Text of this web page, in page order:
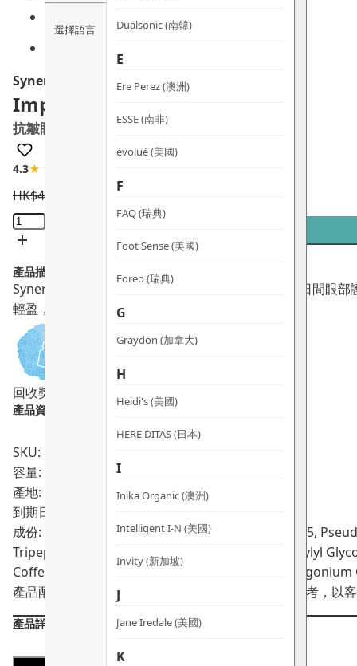
選擇語言 Dualsonic (南韓)
E
Ere Perez (澳洲)
ESSE (南非)
évolué (美國)
F
FAQ (瑞典)
Foot Sense (美國)
Foreo (瑞典)
G
Graydon (加拿大)
H
Heidi's (美國)
HERE DITAS (日本)
I
Inika Organic (澳洲)
Intelligent I-N (美國)
Invity (新加坡)
J
Jane Iredale (美國)
K
Synergie Skin
ImprovEyes Day
抗皺眼部精華
4.3★★★★☆
HK$480.0
432.0
ImprovEyes
Day
皺
眼
部
精
華
數
量
產品描述：
Synergie Skin ImprovEyes Day 抗皺眼部精華專為日間眼
輕盈，長效保濕並中和自由基
回收獎賞
產品資料：
SKU: PRO00678
容量: 10ml
產地: 澳洲
到期日:
成份: Distilled water, Glycerin, Acetyl Terapeptide-5,
Tripeptide-1, Betaine, Acetyl Octapeptide-3, Caprylyl
Coffea Arabica (Green coffee) Seed Extract,
產品配方會不時作出更改，所有產品主要成分謹供參考，以
產品詳情